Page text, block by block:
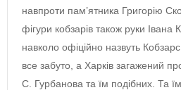
навпроти пам’ятника Григорію
фігури кобзарів також руки Івана
навколо офіційно назвуть
все забуто, а Харків загажений
С. Гурбанова та їм подібних. Та